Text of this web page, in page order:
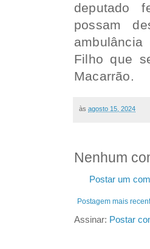
deputado
possam
Filho que
Macarrão.
às agosto 15, 2024
Nenhum
Postar um
Postagem mais
Assinar: Postar